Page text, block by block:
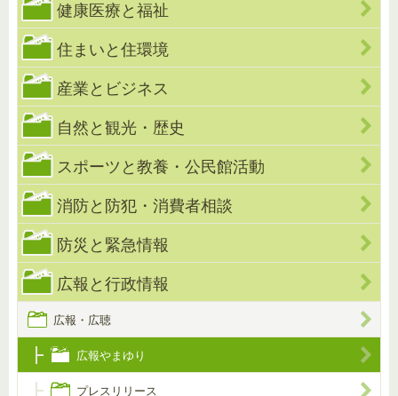
健康医療と福祉
住まいと住環境
産業とビジネス
自然と観光・歴史
スポーツと教養・公民館活動
消防と防犯・消費者相談
防災と緊急情報
広報と行政情報
広報・広聴
広報やまゆり
プレスリリース